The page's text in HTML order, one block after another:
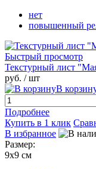
нет
повышенный
Быстрый просмотр
Текстурный лист
руб. / шт
В
Подробнее
Купить в 1 клик
В избранное
Размер:
9х9 см